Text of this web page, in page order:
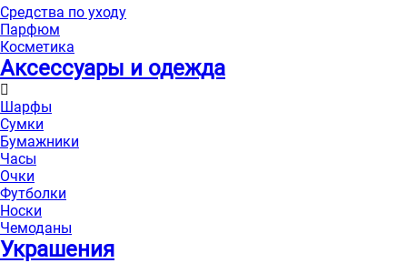
Средства по уходу
Парфюм
Косметика
Аксессуары и одежда
Шарфы
Сумки
Бумажники
Часы
Очки
Футболки
Носки
Чемоданы
Украшения